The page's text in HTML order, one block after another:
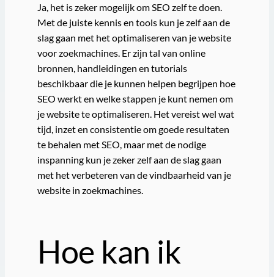
Ja, het is zeker mogelijk om SEO zelf te doen.
Met de juiste kennis en tools kun je zelf aan de
slag gaan met het optimaliseren van je website
voor zoekmachines. Er zijn tal van online
bronnen, handleidingen en tutorials
beschikbaar die je kunnen helpen begrijpen hoe
SEO werkt en welke stappen je kunt nemen om
je website te optimaliseren. Het vereist wel wat
tijd, inzet en consistentie om goede resultaten
te behalen met SEO, maar met de nodige
inspanning kun je zeker zelf aan de slag gaan
met het verbeteren van de vindbaarheid van je
website in zoekmachines.
Hoe kan ik